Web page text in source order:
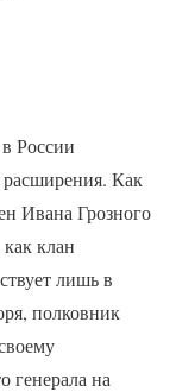
России
расширения. Как
Ивана Грозного
клан
лишь в
полковник
генерала на